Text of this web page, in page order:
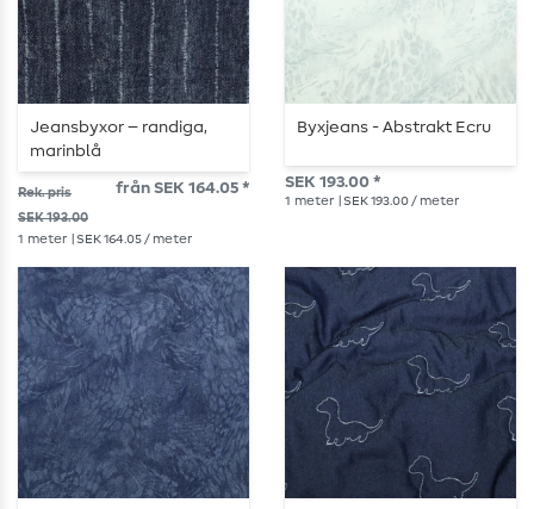
Jeansbyxor – randiga,
marinblå
Rek. pris
SEK 193.00
från SEK 164.05 *
1 meter | SEK 164.05 / meter
Byxjeans - Abstrakt Ecru
SEK 193.00 *
1 meter | SEK 193.00 / meter